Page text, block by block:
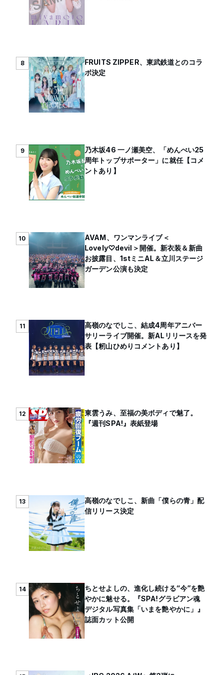
8
FRUITS ZIPPER、東武鉄道とのコラ
ボ決定
9
乃木坂46 一ノ瀬美空、「めんべい25
周年トップサポーター」に就任【コメ
ントあり】
10
AVAM、ワンマンライブ＜
Lovely♡devil＞開催。新衣装＆新曲
お披露目、1stミニAL＆立川ステージ
ガーデン公演も決定
11
高嶺のなでしこ、結成4周年アニバー
サリーライブ開催。新ALリリースを発
表【籾山ひめりコメントあり】
12
東雲うみ、至福の美ボディで魅了。
『週刊SPA!』表紙登場
13
高嶺のなでしこ、新曲「僕らの青」配
信リリース決定
14
ちとせよしの、進化し続ける“今”を艶
やかに魅せる。『SPA!グラビアン魂
デジタル写真集「いまを艶やかに」』
誌面カット公開